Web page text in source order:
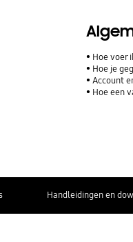
Hoe voer
Hoe je
Account
Hoe een
Handleidingen en